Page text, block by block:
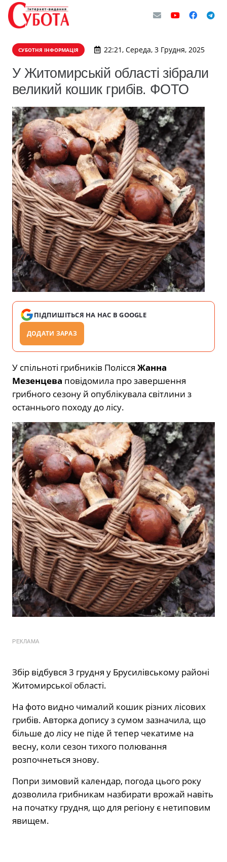
СУБОТНЯ ІНФОРМАЦІЯ 22:21, Середа, 3 Грудня, 2025
У Житомирській області зібрали
великий кошик грибів. ФОТО
ПІДПИШІТЬСЯ НА НАС В GOOGLE
ДОДАТИ ЗАРАЗ
У спільноті грибників Полісся Жанна
Мезенцева повідомила про завершення
грибного сезону й опублікувала світлини з
останнього походу до лісу.
РЕКЛАМА
Збір відбувся 3 грудня у Брусилівському районі
Житомирської області.
На фото видно чималий кошик різних лісових
грибів. Авторка допису з сумом зазначила, що
більше до лісу не піде й тепер чекатиме на
весну, коли сезон тихого полювання
розпочнеться знову.
Попри зимовий календар, погода цього року
дозволила грибникам назбирати врожай навіть
на початку грудня, що для регіону є нетиповим
явищем.